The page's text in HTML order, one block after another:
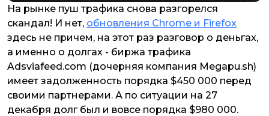
На рынке пуш трафика снова разгорелся
скандал! И нет, обновления Chrome и Firefox
здесь не причем, на этот раз разговор о деньгах,
а именно о долгах - биржа трафика
Adsviafeed.com (дочерняя компания Megapu.sh)
имеет задолженность порядка $450 000 перед
своими партнерами. А по ситуации на 27
декабря долг был и вовсе порядка $980 000.